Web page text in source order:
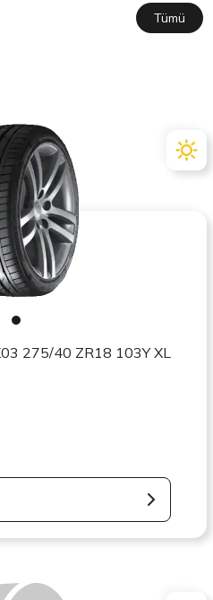
Tümü
Z FIT EQ LK03 275/40 ZR18 103Y XL